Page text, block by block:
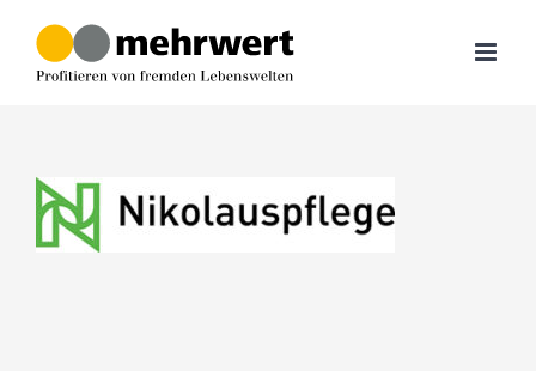
Inhalt
springen